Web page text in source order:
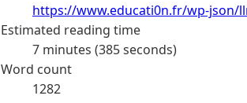
https://www.educati0n.fr/wp-json/
Estimated reading time
7 minutes (385 seconds)
Word count
1282